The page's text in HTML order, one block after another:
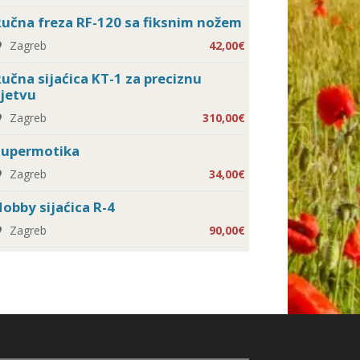
freza RF-120 sa fiksnim nožem
Zagreb 42,00€
sijaćica KT-1 za preciznu
Zagreb 310,00€
Zagreb 34,00€
sijaćica R-4
Zagreb 90,00€